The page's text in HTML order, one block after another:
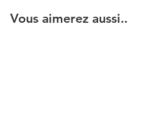
Vous aimerez aussi..